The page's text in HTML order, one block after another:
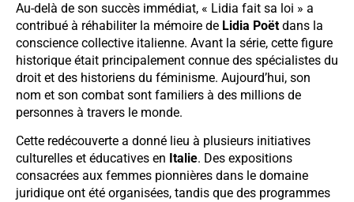
Au-delà de son succès immédiat, « Lidia fait sa loi » a
contribué à réhabiliter la mémoire de Lidia Poët dans la
conscience collective italienne. Avant la série, cette figure
historique était principalement connue des spécialistes du
droit et des historiens du féminisme. Aujourd’hui, son
nom et son combat sont familiers à des millions de
personnes à travers le monde.
Cette redécouverte a donné lieu à plusieurs initiatives
culturelles et éducatives en Italie. Des expositions
consacrées aux femmes pionnières dans le domaine
juridique ont été organisées, tandis que des programmes